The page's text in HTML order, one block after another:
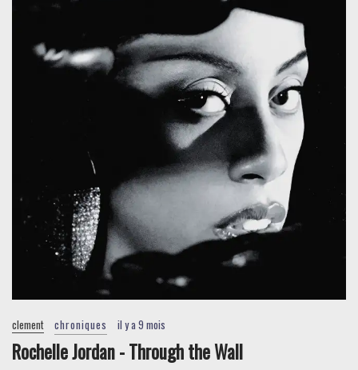
clement chroniques il y a 9 mois
Rochelle Jordan - Through the Wall